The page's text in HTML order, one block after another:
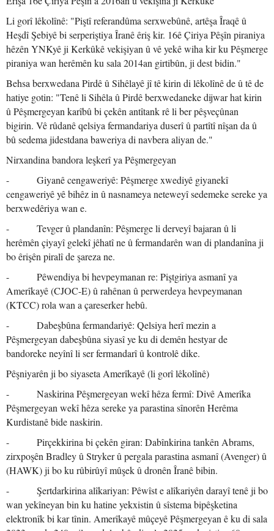
Li gorî lêkolînê: "Piştî referandûma serxwebûnê, artêşa Îraqê û
Heşdî Şebiyê bi serperiştiya Îranê êriş kir. 16ê Çiriya Pêşîn piraniya
hêzên YNKyê ji Kerkûkê vekişiyan û vê yekê wiha kir ku Pêşmerge
piraniya wan herêmên ku sala 2014an girtibûn, ji dest bidin."
Behsa berxwedana Pirdê û Sihêlayê jî tê kirin di lêkolînê de û tê de
hatiye gotin: "Tenê li Sihêla û Pirdê berxwedaneke dijwar hat kirin
û Pêşmergeyan karîbû bi çekên antîtank rê li ber pêşveçûnan
bigirin. Vê rûdanê qelsiya fermandariya duserî û partîtî nîşan da û
bû sedema jidestdana baweriya di navbera aliyan de."
Nirxandina bandora leşkerî ya Pêşmergeyan
- Giyanê cengaweriyê: Pêşmerge xwediyê giyanekî
cengaweriyê yê bihêz in û nasnameya neteweyî sedemeke sereke ya
berxwedêriya wan e.
- Tevger û plandanîn: Pêşmerge li derveyî bajaran û li
herêmên çiyayî gelekî jêhatî ne û fermandarên wan di plandanîna ji
bo êrişên piralî de şareza ne.
- Pêwendiya bi hevpeymanan re: Piştgiriya asmanî ya
Amerîkayê (CJOC-E) û rahênan û perwerdeya hevpeymanan
(KTCC) rola wan a çareserker hebû.
- Dabeşbûna fermandariyê: Qelsiya herî mezin a
Pêşmergeyan dabeşbûna siyasî ye ku di demên hestyar de
bandoreke neyînî li ser fermandarî û kontrolê dike.
Pêşniyarên ji bo siyaseta Amerîkayê (li gorî lêkolînê)
- Naskirina Pêşmergeyan wekî hêza fermî: Divê Amerîka
Pêşmergeyan wekî hêza sereke ya parastina sînorên Herêma
Kurdistanê bide naskirin.
- Pirçekkirina bi çekên giran: Dabînkirina tankên Abrams,
zirxpoşên Bradley û Stryker û pergala parastina asmanî (Avenger) û
(HAWK) ji bo ku rûbirûyî mûşek û dronên Îranê bibin.
- Şertdarkirina alîkariyan: Pêwîst e alîkariyên darayî tenê ji bo
wan yekîneyan bin ku hatine yekxistin û sîstema bipêşketina
elektronîk bi kar tînin. Amerîkayê mûçeyê Pêşmergeyan ê ku di sala